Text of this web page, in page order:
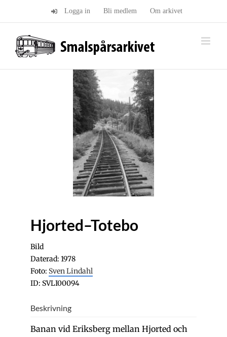
Logga in Bli medlem Om arkivet
Hjorted–Totebo
Bild
Daterad: 1978
Foto: Sven Lindahl
ID: SVLI00094
Beskrivning
Banan vid Eriksberg mellan Hjorted och